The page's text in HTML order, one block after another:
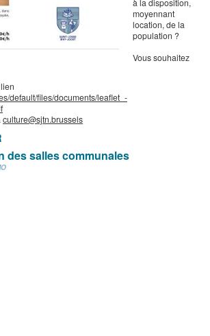
à la disposition,
moyennant
location, de la
population ?
Vous souhaitez
default/files/documents/leaflet_-
culture@sjtn.brussels
des salles communales